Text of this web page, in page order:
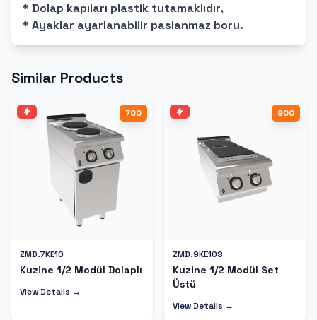
* Dolap kapıları plastik tutamaklıdır,
* Ayaklar ayarlanabilir paslanmaz boru.
Similar Products
700
ZMD.7KE10
Kuzine 1/2 Modül Dolaplı
View Details →
900
ZMD.9KE10S
Kuzine 1/2 Modül Set
Üstü
View Details →